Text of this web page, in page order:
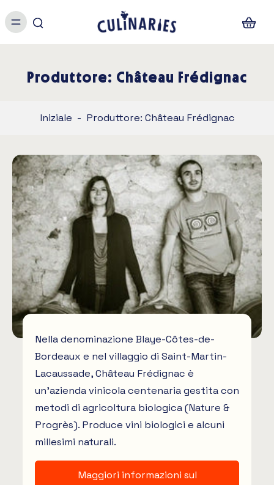
Produttore: Château Frédignac
Iniziale - Produttore: Château Frédignac
Nella denominazione Blaye-Côtes-de-
Bordeaux e nel villaggio di Saint-Martin-
Lacaussade, Château Frédignac è ​​
un'azienda vinicola centenaria gestita con
metodi di agricoltura biologica (Nature &
Progrès). Produce vini biologici e alcuni
millesimi naturali.
Maggiori informazioni sul